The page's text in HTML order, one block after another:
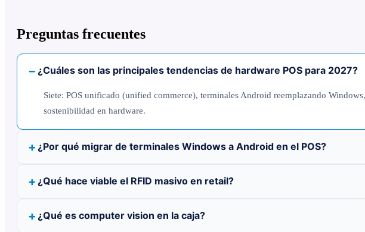
Preguntas frecuentes
¿Cuáles son las principales tendencias de hardware POS para 2027?
Siete: POS unificado (unified commerce), terminales Android reemplazando
sostenibilidad en hardware.
¿Por qué migrar de terminales Windows a Android en el POS?
¿Qué hace viable el RFID masivo en retail?
¿Qué es computer vision en la caja?